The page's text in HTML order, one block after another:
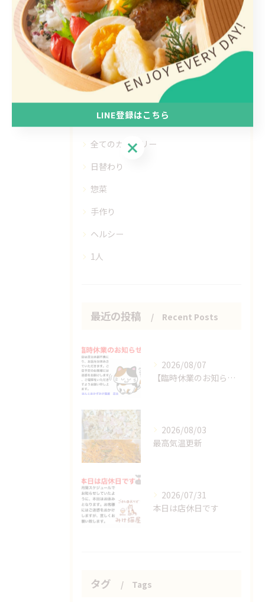
< 前のページ 一覧に戻る 次のページ >
カテゴリー Categories
全てのカテゴリー
日替わり
惣菜
手作り
ヘルシー
1人
最近の投稿 Recent Posts
2026/08/07
【臨時休業のお知らせ】
2026/08/03
最高気温更新
2026/07/31
本日は店休日です
タグ Tags
LINE登録はこちら
LINE登録はこちら